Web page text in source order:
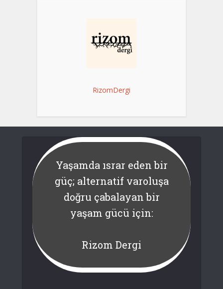
RizomDergi
Yaşamda ısrar eden bir
güç; alternatif varoluşa
doğru çabalayan bir
yaşam gücü için:
Rizom Dergi